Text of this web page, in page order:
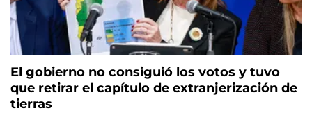
El gobierno no consiguió los votos y tuvo
que retirar el capítulo de extranjerización de
tierras